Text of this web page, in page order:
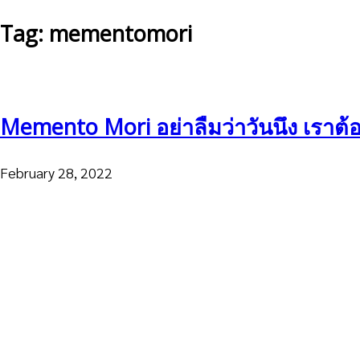
Tag: mementomori
Memento Mori อย่าลืมว่าวันนึง เราต้
February 28, 2022